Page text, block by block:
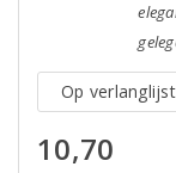
Op verlanglijst
10,70